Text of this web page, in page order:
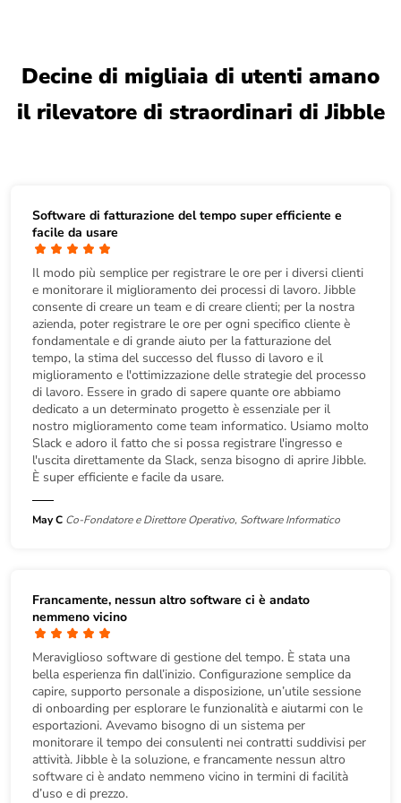
Decine di migliaia di utenti amano
il rilevatore di straordinari di Jibble
Software di fatturazione del tempo super efficiente e
facile da usare
Il modo più semplice per registrare le ore per i diversi clienti
e monitorare il miglioramento dei processi di lavoro. Jibble
consente di creare un team e di creare clienti; per la nostra
azienda, poter registrare le ore per ogni specifico cliente è
fondamentale e di grande aiuto per la fatturazione del
tempo, la stima del successo del flusso di lavoro e il
miglioramento e l'ottimizzazione delle strategie del processo
di lavoro. Essere in grado di sapere quante ore abbiamo
dedicato a un determinato progetto è essenziale per il
nostro miglioramento come team informatico. Usiamo molto
Slack e adoro il fatto che si possa registrare l'ingresso e
l'uscita direttamente da Slack, senza bisogno di aprire Jibble.
È super efficiente e facile da usare.
May C Co-Fondatore e Direttore Operativo, Software Informatico
Francamente, nessun altro software ci è andato
nemmeno vicino
Meraviglioso software di gestione del tempo. È stata una
bella esperienza fin dall’inizio. Configurazione semplice da
capire, supporto personale a disposizione, un’utile sessione
di onboarding per esplorare le funzionalità e aiutarmi con le
esportazioni. Avevamo bisogno di un sistema per
monitorare il tempo dei consulenti nei contratti suddivisi per
attività. Jibble è la soluzione, e francamente nessun altro
software ci è andato nemmeno vicino in termini di facilità
d’uso e di prezzo.